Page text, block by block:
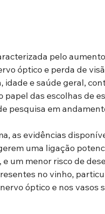
pelo
óptico e perda de
e saúde geral,
das escolhas de
pesquisa em
as evidências
uma ligação
um menor risco de
no vinho,
óptico e nos vasos